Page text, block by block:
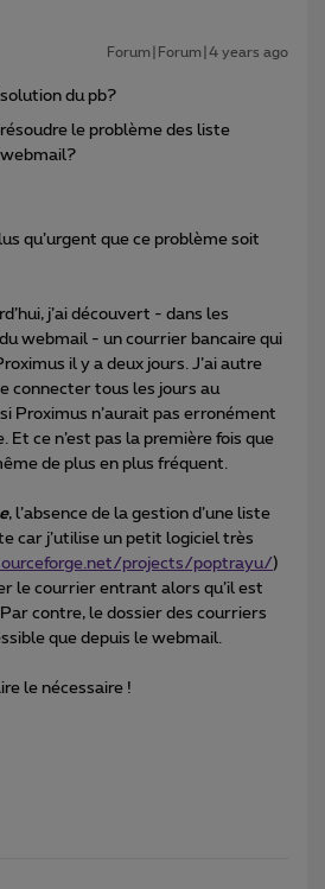
Forum|Forum|4 years ago
du pb?
le problème des liste
qu’urgent que ce problème soit
j’ai découvert - dans les
webmail - un courrier bancaire qui
il y a deux jours. J’ai autre
connecter tous les jours au
Proximus n’aurait pas erronément
Et ce n’est pas la première fois que
de plus en plus fréquent.
, l’absence de la gestion d’une liste
car j’utilise un petit logiciel très
projects/poptrayu/)
le courrier entrant alors qu’il est
contre, le dossier des courriers
que depuis le webmail.
le nécessaire !